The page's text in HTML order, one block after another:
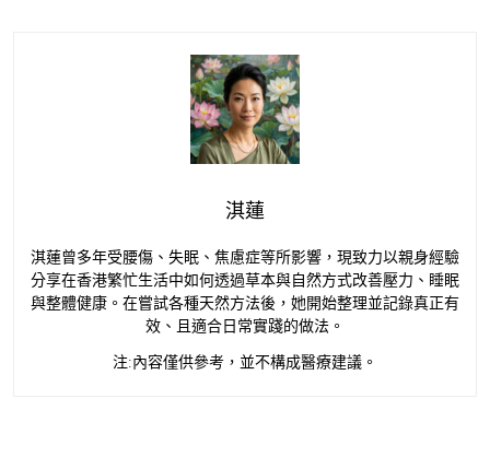
淇蓮
淇蓮曾多年受腰傷、失眠、焦慮症等所影響，現致力以親身經驗
分享在香港繁忙生活中如何透過草本與自然方式改善壓力、睡眠
與整體健康。在嘗試各種天然方法後，她開始整理並記錄真正有
效、且適合日常實踐的做法。
注:內容僅供參考，並不構成醫療建議。